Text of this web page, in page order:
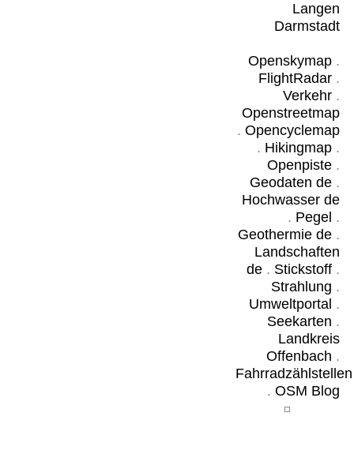
Langen
Darmstadt
Openskymap.
FlightRadar.
Verkehr.
Openstreetmap
. Opencyclemap
. Hikingmap.
Openpiste.
Geodaten de.
Hochwasser de
. Pegel .
Geothermie de.
Landschaften
de. Stickstoff.
Strahlung .
Umweltportal .
Seekarten .
Landkreis
Offenbach .
Fahrradzählstellen
. OSM Blog